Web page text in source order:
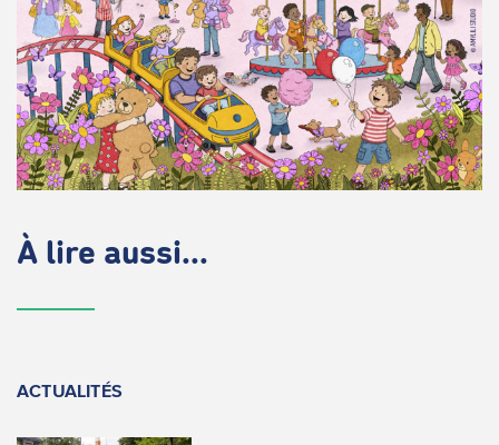
À lire aussi...
ACTUALITÉS